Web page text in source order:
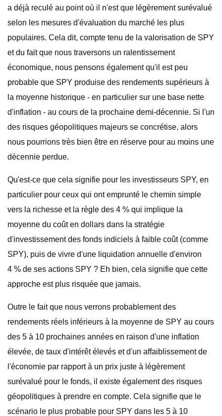
a déjà reculé au point où il n'est que légèrement surévalué
selon les mesures d'évaluation du marché les plus
populaires. Cela dit, compte tenu de la valorisation de SPY
et du fait que nous traversons un ralentissement
économique, nous pensons également qu'il est peu
probable que SPY produise des rendements supérieurs à
la moyenne historique - en particulier sur une base nette
d'inflation - au cours de la prochaine demi-décennie. Si l'un
des risques géopolitiques majeurs se concrétise, alors
nous pourrions très bien être en réserve pour au moins une
décennie perdue.
Qu'est-ce que cela signifie pour les investisseurs SPY, en
particulier pour ceux qui ont emprunté le chemin simple
vers la richesse et la règle des 4 % qui implique la
moyenne du coût en dollars dans la stratégie
d'investissement des fonds indiciels à faible coût (comme
SPY), puis de vivre d'une liquidation annuelle d'environ
4 % de ses actions SPY ? Eh bien, cela signifie que cette
approche est plus risquée que jamais.
Outre le fait que nous verrons probablement des
rendements réels inférieurs à la moyenne de SPY au cours
des 5 à 10 prochaines années en raison d'une inflation
élevée, de taux d'intérêt élevés et d'un affaiblissement de
l'économie par rapport à un prix juste à légèrement
surévalué pour le fonds, il existe également des risques
géopolitiques à prendre en compte. Cela signifie que le
scénario le plus probable pour SPY dans les 5 à 10